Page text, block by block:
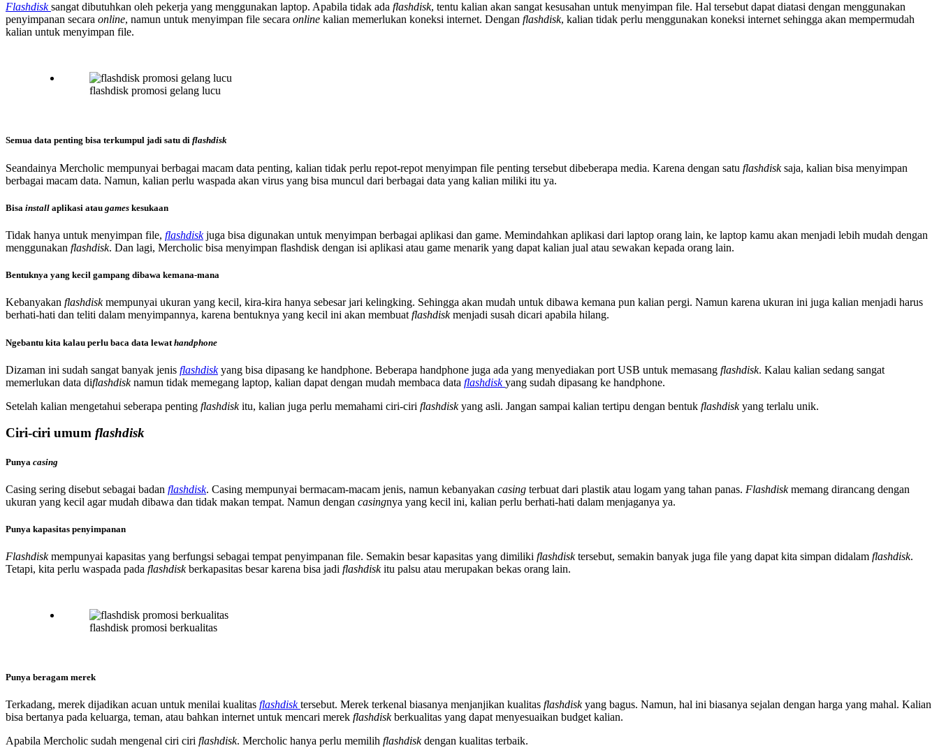
Flashdisksangat dibutuhkan oleh pekerja yang menggunakan laptop. Apabila tidak ada flashdisk, tentu kalian akan sangat kesusahan untuk menyimpan file. Hal tersebut dapat diatasi dengan menggunakan
penyimpanan secara online, namun untuk menyimpan file secara online kalian memerlukan koneksi internet. Dengan flashdisk, kalian tidak perlu menggunakan koneksi internet sehingga akan mempermudah
kalian untuk menyimpan file.
flashdisk promosi gelang lucu
Semua data penting bisa terkumpul jadi satu di flashdisk
Seandainya Mercholic mempunyai berbagai macam data penting, kalian tidak perlu repot-repot menyimpan file penting tersebut dibeberapa media. Karena dengan satu flashdisksaja, kalian bisa menyimpan
berbagai macam data. Namun, kalian perlu waspada akan virus yang bisa muncul dari berbagai data yang kalian miliki itu ya.
Bisa install aplikasi atau games kesukaan
Tidak hanya untuk menyimpan file, flashdisk juga bisa digunakan untuk menyimpan berbagai aplikasi dan game. Memindahkan aplikasi dari laptop orang lain, ke laptop kamu akan menjadi lebih mudah dengan
menggunakan flashdisk. Dan lagi, Mercholic bisa menyimpan flashdisk dengan isi aplikasi atau game menarik yang dapat kalian jual atau sewakan kepada orang lain.
Bentuknya yang kecil gampang dibawa kemana-mana
Kebanyakan flashdiskmempunyai ukuran yang kecil, kira-kira hanya sebesar jari kelingking. Sehingga akan mudah untuk dibawa kemana pun kalian pergi. Namun karena ukuran ini juga kalian menjadi harus
berhati-hati dan teliti dalam menyimpannya, karena bentuknya yang kecil ini akan membuat flashdiskmenjadi susah dicari apabila hilang.
Ngebantu kita kalau perlu baca data lewat handphone
Dizaman ini sudah sangat banyak jenis flashdisk yang bisa dipasang ke handphone. Beberapa handphone juga ada yang menyediakan port USB untuk memasang flashdisk. Kalau kalian sedang sangat
memerlukan data diflashdisknamun tidak memegang laptop, kalian dapat dengan mudah membaca data flashdisk yang sudah dipasang ke handphone.
Setelah kalian mengetahui seberapa penting flashdiskitu, kalian juga perlu memahami ciri-ciri flashdiskyang asli. Jangan sampai kalian tertipu dengan bentuk flashdiskyang terlalu unik.
Ciri-ciri umum flashdisk
Punya casing
Casing sering disebut sebagai badan flashdisk. Casing mempunyai bermacam-macam jenis, namun kebanyakan casing terbuat dari plastik atau logam yang tahan panas. Flashdiskmemang dirancang dengan
ukuran yang kecil agar mudah dibawa dan tidak makan tempat. Namun dengan casingnya yang kecil ini, kalian perlu berhati-hati dalam menjaganya ya.
Punya kapasitas penyimpanan
Flashdiskmempunyai kapasitas yang berfungsi sebagai tempat penyimpanan file. Semakin besar kapasitas yang dimiliki flashdisktersebut, semakin banyak juga file yang dapat kita simpan didalam flashdisk.
Tetapi, kita perlu waspada pada flashdiskberkapasitas besar karena bisa jadi flashdiskitu palsu atau merupakan bekas orang lain.
flashdisk promosi berkualitas
Punya beragam merek
Terkadang, merek dijadikan acuan untuk menilai kualitas flashdisktersebut. Merek terkenal biasanya menjanjikan kualitas flashdiskyang bagus. Namun, hal ini biasanya sejalan dengan harga yang mahal. Kalian
bisa bertanya pada keluarga, teman, atau bahkan internet untuk mencari merek flashdiskberkualitas yang dapat menyesuaikan budget kalian.
Apabila Mercholic sudah mengenal ciri ciri flashdisk. Mercholic hanya perlu memilih flashdiskdengan kualitas terbaik.